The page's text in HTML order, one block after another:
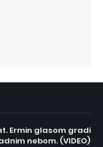
Ermin glasom gradi
nebom. (VIDEO)